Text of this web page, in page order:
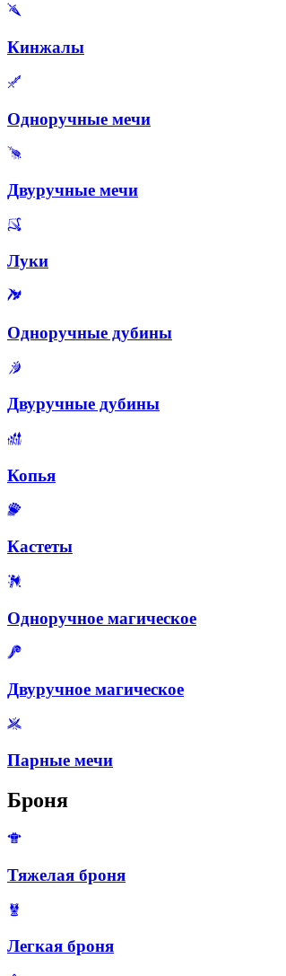
Кинжалы
Одноручные мечи
Двуручные мечи
Луки
Одноручные дубины
Двуручные дубины
Копья
Кастеты
Одноручное магическое
Двуручное магическое
Парные мечи
Броня
Тяжелая броня
Легкая броня